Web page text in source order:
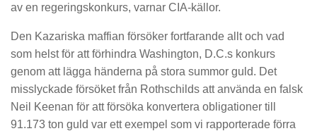
av en regeringskonkurs, varnar CIA-källor.
Den Kazariska maffian försöker fortfarande allt och vad
som helst för att förhindra Washington, D.C.s konkurs
genom att lägga händerna på stora summor guld. Det
misslyckade försöket från Rothschilds att använda en falsk
Neil Keenan för att försöka konvertera obligationer till
91.173 ton guld var ett exempel som vi rapporterade förra